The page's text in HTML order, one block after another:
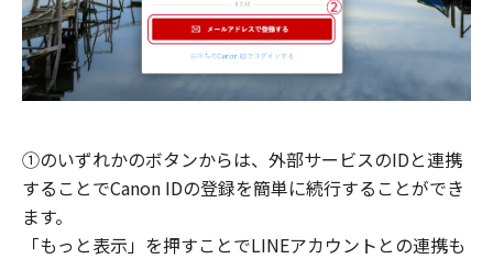
①のいずれかのボタンからは、外部サービスのIDと連携
することでCanon IDの登録を簡単に続行することができ
ます。
「もっと表示」を押すことでLINEアカウントとの連携も